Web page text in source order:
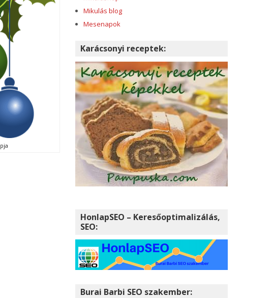
Mikulás blog
Mesenapok
Karácsonyi receptek:
HonlapSEO – Keresőoptimalizálás,
SEO:
Burai Barbi SEO szakember: